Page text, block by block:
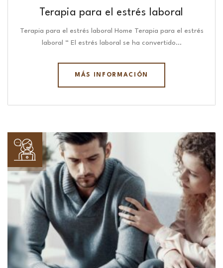
Terapia para el estrés laboral
Terapia para el estrés laboral Home Terapia para el estrés
laboral “ El estrés laboral se ha convertido…
MÁS INFORMACIÓN